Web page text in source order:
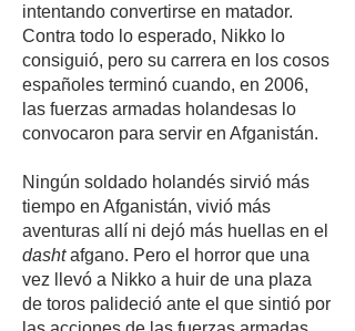
intentando convertirse en matador.
Contra todo lo esperado, Nikko lo
consiguió, pero su carrera en los cosos
españoles terminó cuando, en 2006,
las fuerzas armadas holandesas lo
convocaron para servir en Afganistán.
Ningún soldado holandés sirvió más
tiempo en Afganistán, vivió más
aventuras allí ni dejó más huellas en el
dashtafgano. Pero el horror que una
vez llevó a Nikko a huir de una plaza
de toros palideció ante el que sintió por